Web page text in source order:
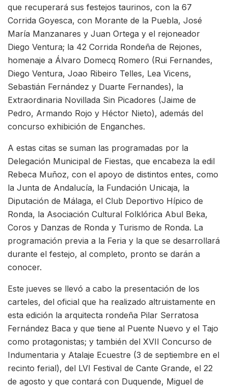
que recuperará sus festejos taurinos, con la 67
Corrida Goyesca, con Morante de la Puebla, José
María Manzanares y Juan Ortega y el rejoneador
Diego Ventura; la 42 Corrida Rondeña de Rejones,
homenaje a Álvaro Domecq Romero (Rui Fernandes,
Diego Ventura, Joao Ribeiro Telles, Lea Vicens,
Sebastián Fernández y Duarte Fernandes), la
Extraordinaria Novillada Sin Picadores (Jaime de
Pedro, Armando Rojo y Héctor Nieto), además del
concurso exhibición de Enganches.
A estas citas se suman las programadas por la
Delegación Municipal de Fiestas, que encabeza la edil
Rebeca Muñoz, con el apoyo de distintos entes, como
la Junta de Andalucía, la Fundación Unicaja, la
Diputación de Málaga, el Club Deportivo Hípico de
Ronda, la Asociación Cultural Folklórica Abul Beka,
Coros y Danzas de Ronda y Turismo de Ronda. La
programación previa a la Feria y la que se desarrollará
durante el festejo, al completo, pronto se darán a
conocer.
Este jueves se llevó a cabo la presentación de los
carteles, del oficial que ha realizado altruistamente en
esta edición la arquitecta rondeña Pilar Serratosa
Fernández Baca y que tiene al Puente Nuevo y el Tajo
como protagonistas; y también del XVII Concurso de
Indumentaria y Atalaje Ecuestre (3 de septiembre en el
recinto ferial), del LVI Festival de Cante Grande, el 22
de agosto y que contará con Duquende, Miguel de